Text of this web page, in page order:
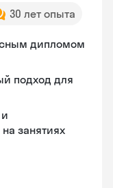
30 лет опыта
дипломом
подход для
занятиях